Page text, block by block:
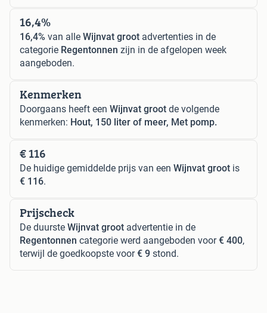
16,4%
16,4% van alle Wijnvat groot advertenties in de
categorie Regentonnen zijn in de afgelopen week
aangeboden.
Kenmerken
Doorgaans heeft een Wijnvat groot de volgende
kenmerken: Hout, 150 liter of meer, Met pomp.
€ 116
De huidige gemiddelde prijs van een Wijnvat groot is
€ 116.
Prijscheck
De duurste Wijnvat groot advertentie in de
Regentonnen categorie werd aangeboden voor€ 400,
terwijl de goedkoopste voor€ 9 stond.